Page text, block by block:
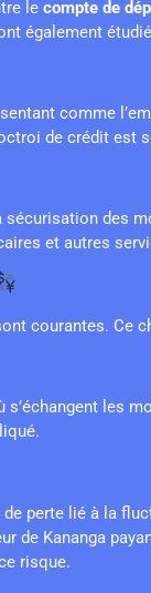
le compte de
également
comme
de crédit est
des
et autres
courantes. Ce
les
perte lié à la
de Kananga
risque.